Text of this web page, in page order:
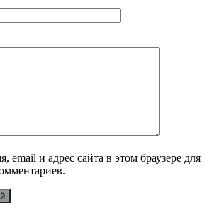
email и адрес сайта в этом браузере для